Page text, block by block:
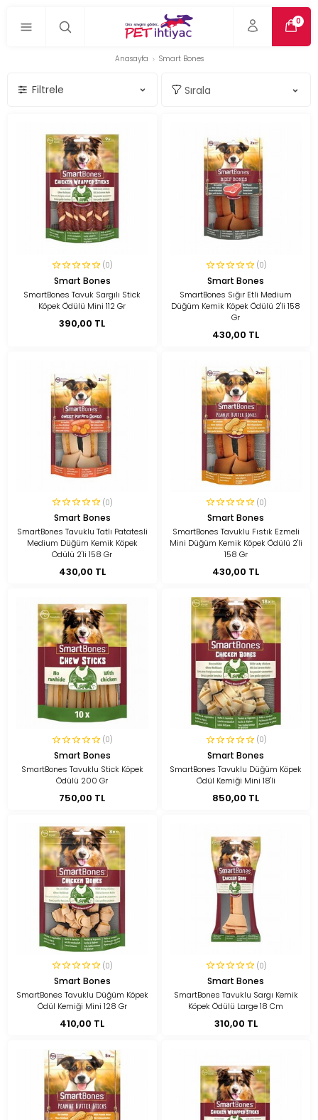
0
Anasayfa Smart Bones
Filtrele
(0)
Smart Bones
SmartBones Tavuk Sargılı Stick
Köpek Ödülü Mini 112 Gr
390,00 TL
(0)
Smart Bones
SmartBones Sığır Etli Medium
Düğüm Kemik Köpek Ödülü 2'li 158
Gr
430,00 TL
(0)
Smart Bones
SmartBones Tavuklu Tatlı Patatesli
Medium Düğüm Kemik Köpek
Ödülü 2'li 158 Gr
430,00 TL
(0)
Smart Bones
SmartBones Tavuklu Fıstık Ezmeli
Mini Düğüm Kemik Köpek Ödülü 2'li
158 Gr
430,00 TL
(0)
Smart Bones
SmartBones Tavuklu Stick Köpek
Ödülü 200 Gr
750,00 TL
(0)
Smart Bones
SmartBones Tavuklu Düğüm Köpek
Ödül Kemiği Mini 18'li
850,00 TL
(0)
Smart Bones
SmartBones Tavuklu Düğüm Köpek
Ödül Kemiği Mini 128 Gr
410,00 TL
(0)
Smart Bones
SmartBones Tavuklu Sargı Kemik
Köpek Ödülü Large 18 Cm
310,00 TL